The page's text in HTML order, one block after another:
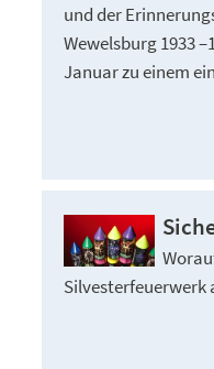
und der
Wewelsburg 1933
Januar zu einem
Silvesterfeuerwerk